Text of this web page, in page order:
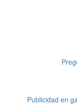
Publicidad en